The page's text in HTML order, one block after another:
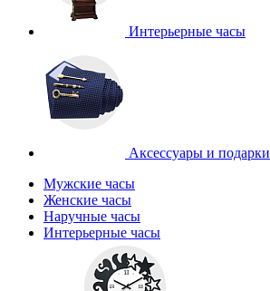
Интерьерные часы
Аксессуары и подарки
Мужские часы
Женские часы
Наручные часы
Интерьерные часы